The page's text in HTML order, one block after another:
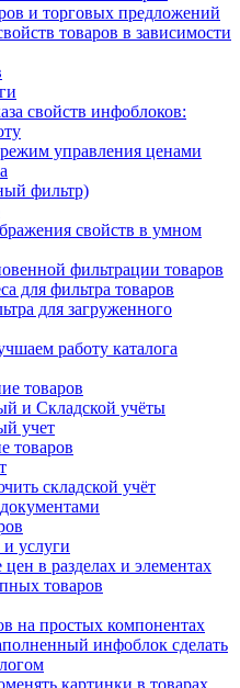
и торговых предложений
товаров в зависимости
свойств инфоблоков:
управления ценами
фильтр)
свойств в умном
фильтрации товаров
для фильтра товаров
для загруженного
работу каталога
товаров
и Складской учёты
учет
товаров
складской учёт
услуги
в разделах и элементах
товаров
на простых компонентах
инфоблок сделать
картинки в товарах